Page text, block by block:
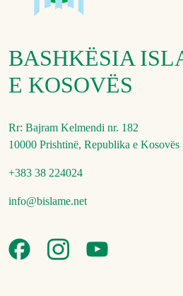
BASHKËSIA
E KOSOVËS
Rr: Bajram Kelmendi nr. 182
10000 Prishtinë, Republika e Kosovës
+383 38 224024
info@bislame.net